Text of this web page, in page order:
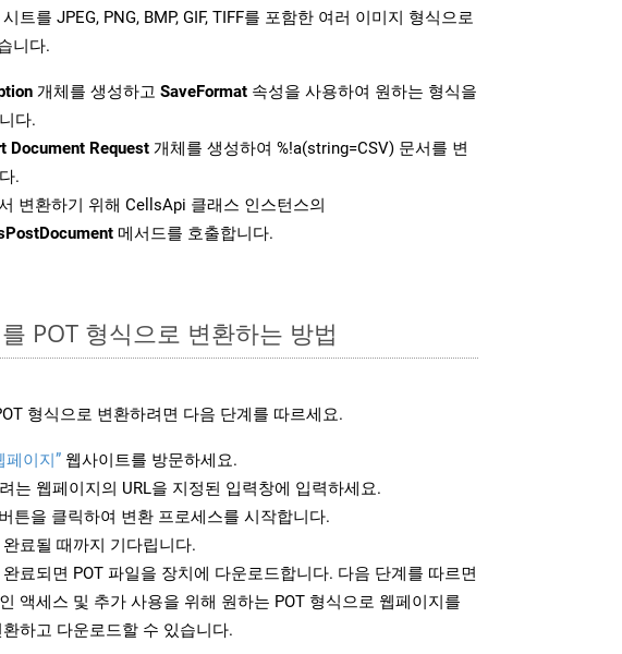
트를 JPEG, PNG, BMP, GIF, TIFF를 포함한 여러 이미지 형식으로
니다.
개체를 생성하고 SaveFormat 속성을 사용하여 원하는 형식을
다.
Document Request 개체를 생성하여 %!a(string=CSV) 문서를 변
.
변환하기 위해 CellsApi 클래스 인스턴스의
메서드를 호출합니다.
POT 형식으로 변환하는 방법
형식으로 변환하려면 다음 단계를 따르세요.
페이지” 웹사이트를 방문하세요.
는 웹페이지의 URL을 지정된 입력창에 입력하세요.
튼을 클릭하여 변환 프로세스를 시작합니다.
료될 때까지 기다립니다.
료되면 POT 파일을 장치에 다운로드합니다. 다음 단계를 따르면
액세스 및 추가 사용을 위해 원하는 POT 형식으로 웹페이지를
하고 다운로드할 수 있습니다.